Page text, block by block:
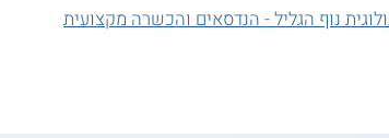
נוף הגליל - הנדסאים והכשרה מקצועית